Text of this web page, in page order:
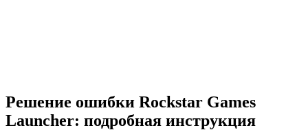
Решение ошибки Rockstar Games
Launcher: подробная инструкция